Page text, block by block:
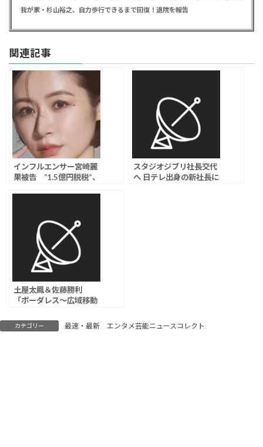
我が家・杉山裕之、自力歩行できるまで回復！退院を報告
関連記事
インフルエンサー宮崎麗
果被告 “1.5億円脱税”、
スタジオジブリ社長交代
へ 日テレ出身の新社長に
土屋太鳳＆佐藤勝利
「ボーダレス～広域移動
は6.6％
カテゴリー 最速・最新 エンタメ芸能ニュースコレクト